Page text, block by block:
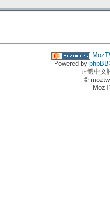
Powered by phpBB
正體中文
©